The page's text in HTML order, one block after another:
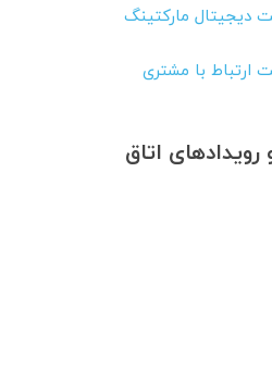
دیجیتال مارکتینگ
ارتباط با مشتری
رویدادهای اتاق